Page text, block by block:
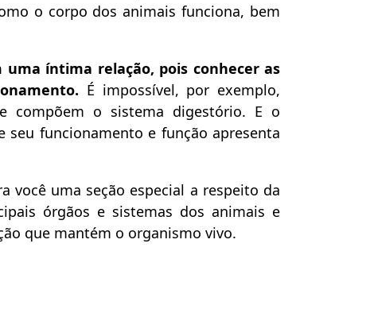
o corpo dos animais funciona, bem
íntima relação, pois conhecer as
É impossível, por exemplo,
compõem o sistema digestório. E o
seu funcionamento e função apresenta
você uma seção especial a respeito da
órgãos e sistemas dos animais e
que mantém o organismo vivo.